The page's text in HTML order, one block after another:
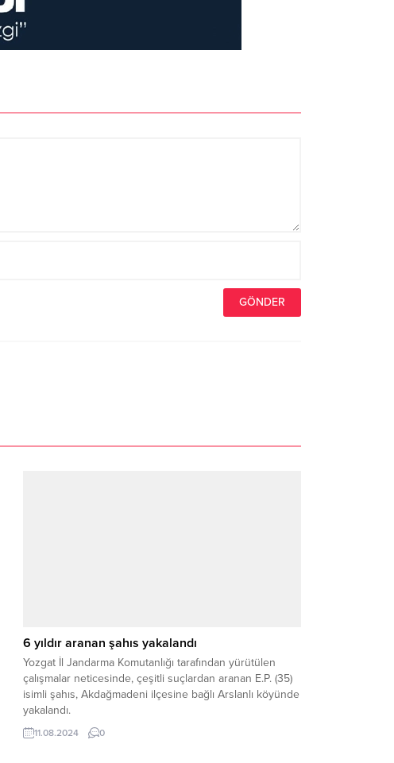
6 yıldır aranan şahıs yakalandı
Yozgat İl Jandarma Komutanlığı tarafından yürütülen
çalışmalar neticesinde, çeşitli suçlardan aranan E.P. (35)
isimli şahıs, Akdağmadeni ilçesine bağlı Arslanlı köyünde
yakalandı.
11.08.2024 0